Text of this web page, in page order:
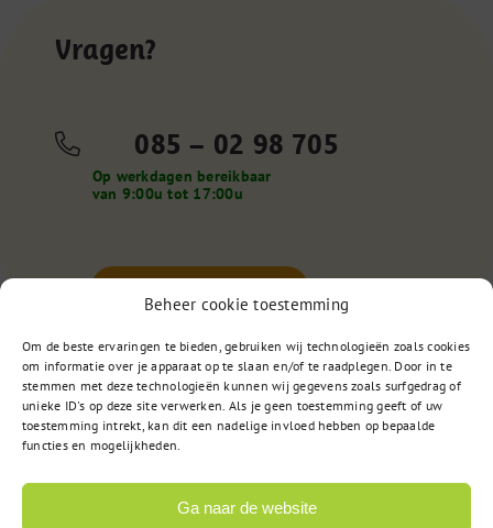
Beheer cookie toestemming
Om de beste ervaringen te bieden, gebruiken wij technologieën zoals cookies
om informatie over je apparaat op te slaan en/of te raadplegen. Door in te
stemmen met deze technologieën kunnen wij gegevens zoals surfgedrag of
unieke ID's op deze site verwerken. Als je geen toestemming geeft of uw
toestemming intrekt, kan dit een nadelige invloed hebben op bepaalde
functies en mogelijkheden.
Ga naar de website
Vragen?
085 – 02 98 705
Op werkdagen bereikbaar
van 9:00u tot 17:00u